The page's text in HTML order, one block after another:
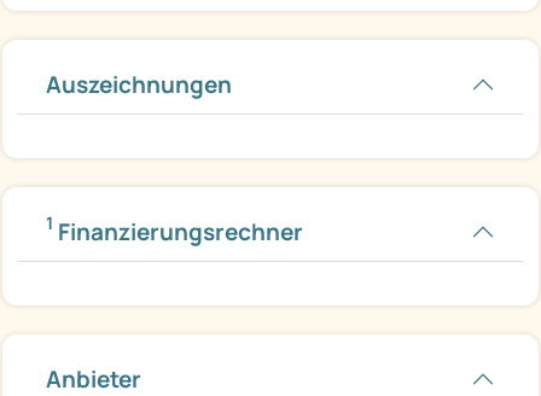
Auszeichnungen
1 Finanzierungsrechner
Anbieter